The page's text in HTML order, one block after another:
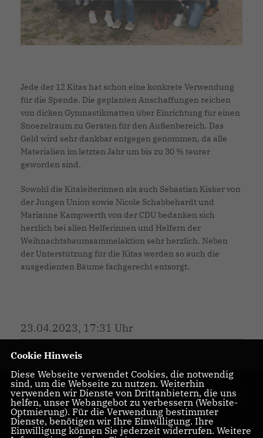
Jede der 12 Kitas hat schon eine konkrete Verwendung
für die Spende. Die geplanten Anschaffungen reichen
von dicken Gymnastikmatten über Einrichtung für einen
Snoezelraum zu Geräten für den Außenbereich. Das
Geld wird sehr dankbar entgegen genommen, da alle
Materialien im letzten Jahr um bis zu 30 % teurer
geworden sind.
Sowohl die Kitaleiterinnen als auch Sebastian Kisker von
der Jungen Union sowie Nicole Schabbehardt und
Marianne Kampwerth von der CDU bedanken sich
herzlich bei allen Helferinnen und Helfern der
Weihnachtsbaumsammelaktion sehr herzlich. Neben
der Unterstützung für die Kitas werden so auch die
ausgedienten Bäume fachgerecht entsorgt.
23.04.2023, 17:31 Uhr
Diese ist die offizielle
Homepage des CDU
Stadtverbandes
Versmold.
Cookie Hinweis
Diese Webseite verwendet Cookies, die notwendig
sind, um die Webseite zu nutzen. Weiterhin
verwenden wir Dienste von Drittanbietern, die uns
helfen, unser Webangebot zu verbessern (Website-
Optmierung). Für die Verwendung bestimmter
Dienste, benötigen wir Ihre Einwilligung. Ihre
Einwilligung können Sie jederzeit widerrufen. Weitere